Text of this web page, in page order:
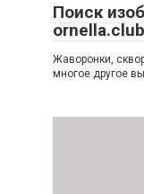
Поиск
ornella.club
Жаворонки,
многое другое